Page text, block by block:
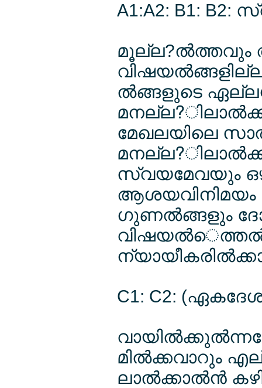
A1:A2: B1:
മൂല്ല?ല്‍ത്തവും
ല്‍ങ്ങളുടെ
മേഖലയിലെ
സ്വയമേവയും
ഗുണല്‍ങ്ങളും
C1: C2:
മില്‍ക്കവാറും
ലാല്‍ക്കാല്‍ന്‍